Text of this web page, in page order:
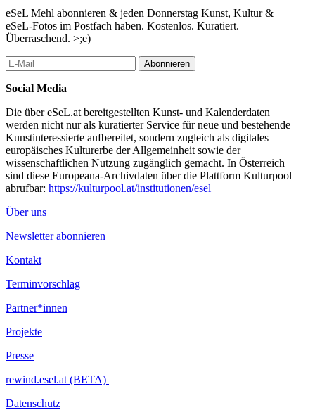
PRATERSTERN PRODUCTIONS proudly present:
( ( ( BASSDSCHON ) ) )
STENCHMAN (bovinyl
moosick // true tiger //
prime audio)
http://www.myspace.com/stenchmandubstep
http://soundcloud.com/stenchman
http://mixcloud.com/cueing
http://www.facebook.com/Drawvolution
PERFORMANCE
eSeL Mehl abonnieren & jeden Donnerstag Kunst, Kultur &
eSeL-Fotos im Postfach haben. Kostenlos. Kuratiert.
Überraschend. >;e)
Abonnieren
Social Media
Die über eSeL.at bereitgestellten Kunst- und Kalenderdaten
werden nicht nur als kuratierter Service für neue und bestehende
Kunstinteressierte aufbereitet, sondern zugleich als digitales
europäisches Kulturerbe der Allgemeinheit sowie der
wissenschaftlichen Nutzung zugänglich gemacht. In Österreich
sind diese Europeana-Archivdaten über die Plattform Kulturpool
abrufbar: https://kulturpool.at/institutionen/esel
Über uns
Newsletter abonnieren
Kontakt
Terminvorschlag
Partner*innen
Projekte
Presse
rewind.esel.at (BETA)
Datenschutz